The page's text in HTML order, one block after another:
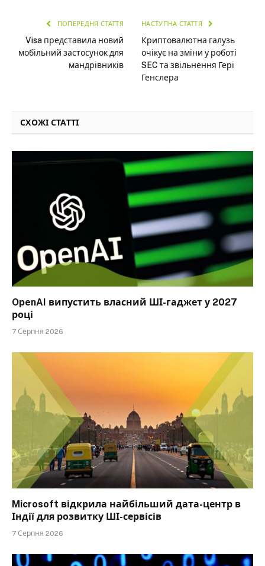
ПОПЕРЕДНЯ СТАТТЯ
Visa представила новий
мобільний застосунок для
мандрівників
НАСТУПНА СТАТТЯ
Криптовалютна галузь
очікує на зміни у роботі
SEC та звільнення Гері
Генслера
СХОЖІ СТАТТІ
OpenAI випустить власний ШІ-гаджет у 2027
році
7 Серпня 2026
Microsoft відкрила найбільший дата-центр в
Індії для розвитку ШІ-сервісів
7 Серпня 2026